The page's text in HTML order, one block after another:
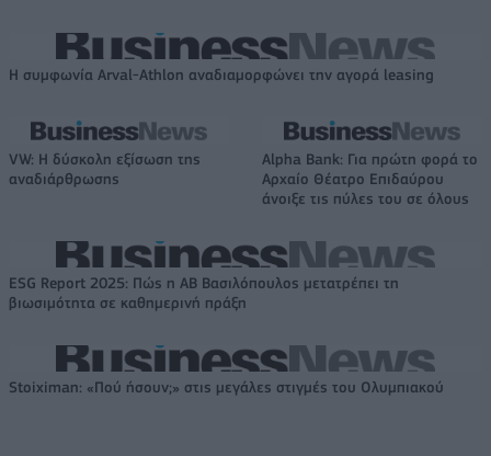
Η συμφωνία Arval-Athlon αναδιαμορφώνει την αγορά leasing
VW: Η δύσκολη εξίσωση της
αναδιάρθρωσης
Alpha Bank: Για πρώτη φορά το
Αρχαίο Θέατρο Επιδαύρου
άνοιξε τις πύλες του σε όλους
ESG Report 2025: Πώς η ΑΒ Βασιλόπουλος μετατρέπει τη
βιωσιμότητα σε καθημερινή πράξη
Stoiximan: «Πού ήσουν;» στις μεγάλες στιγμές του Ολυμπιακού